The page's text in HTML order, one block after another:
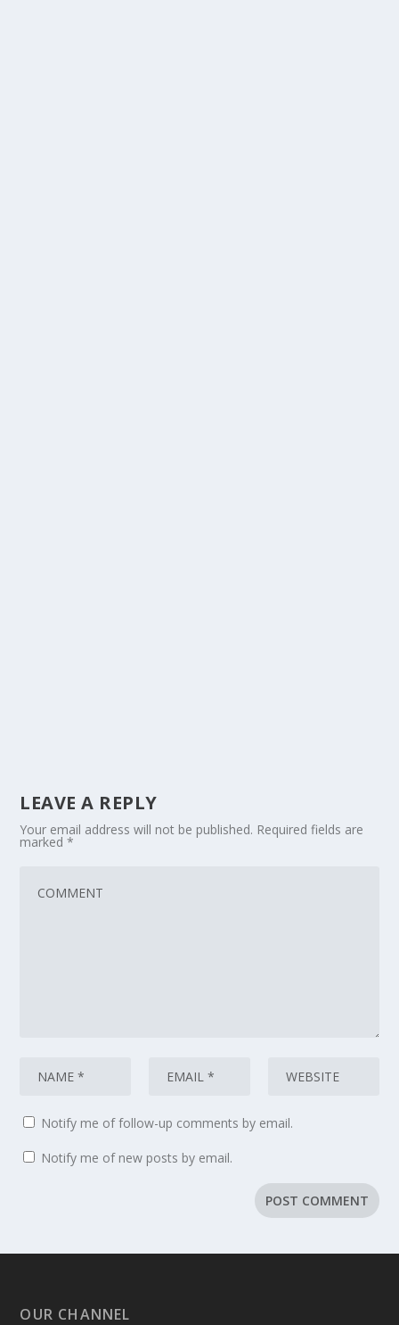
LEAVE A REPLY
Your email address will not be published. Required fields are
marked*
Notify me of follow-up comments by email.
Notify me of new posts by email.
OUR CHANNEL